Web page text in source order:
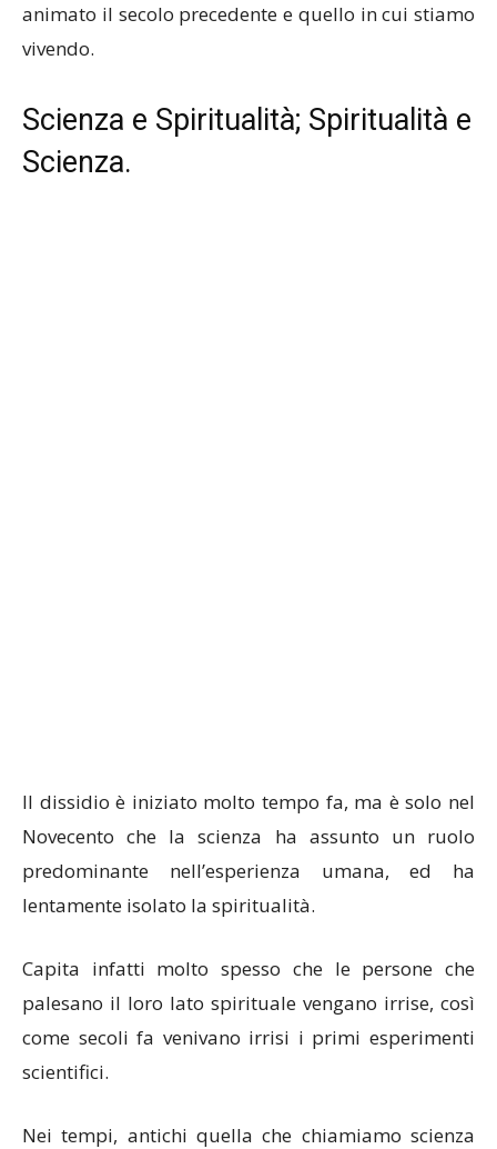
animato il secolo precedente e quello in cui stiamo
vivendo.
Scienza e Spiritualità; Spiritualità e
Scienza.
Il dissidio è iniziato molto tempo fa, ma è solo nel
Novecento che la scienza ha assunto un ruolo
predominante nell’esperienza umana, ed ha
lentamente isolato la spiritualità.
Capita infatti molto spesso che le persone che
palesano il loro lato spirituale vengano irrise, così
come secoli fa venivano irrisi i primi esperimenti
scientifici.
Nei tempi, antichi quella che chiamiamo scienza